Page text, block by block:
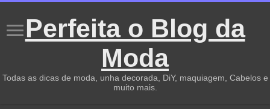
Perfeita o Blog da
Moda
Todas as dicas de moda, unha decorada, DiY, maquiagem, Cabelos e
muito mais.